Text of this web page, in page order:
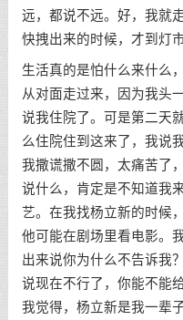
远，都说不远。好，我就
快拽出来的时候，才到灯市
生活真的是怕什么来什么
从对面走过来，因为我头
说我住院了。可是第二天
么住院住到这来了，我说
我撒谎撒不圆，太痛苦了
说什么，肯定是不知道我
艺。在我找杨立新的时候
他可能在剧场里看电影。
出来说你为什么不告诉我
说现在不行了，你能不能
我觉得，杨立新是我一辈